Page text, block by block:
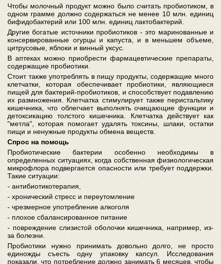
Чтобы молочный продукт можно было считать пробиотиком, в
одном грамме должно содержаться не менее 10 млн. единиц
бифидобактерий или 100 млн. единиц лактобактерий.
Другие богатые источники пробиотиков - это маринованные и
консервированные огурцы и капуста, и в меньшем объеме,
цитрусовые, яблоки и винный уксус.
В аптеках можно приобрести фармацевтические препараты,
содержащие пробиотики.
Стоит также употреблять в пищу продукты, содержащие много
клетчатки, которая обеспечивает пробиотики, являющиеся
пищей для бактерий-пробиотиков, и способствует подавлению
их размножения. Клетчатка стимулирует также перистальтику
кишечника, что облегчает выполнять очищающие функции и
детоксикацию толстого кишечника. Клетчатка действует как
"метла", которая помогает удалять токсины, шлаки, остатки
пищи и ненужные продукты обмена веществ.
Спрос на помощь
Пробиотические бактерии особенно необходимы в
определенных ситуациях, когда собственная физиологическая
микрофлора подвергается опасности или требует поддержки.
Такие ситуации:
- антибиотикотерапия,
- хронический стресс и переутомление
- чрезмерное употребление алкоголя
- плохое сбалансированное питание
- повреждение слизистой оболочки кишечника, например, из-
за болезни.
Пробиотики нужно принимать довольно долго, не просто
единожды съесть одну упаковку капсул. Исследования
показали, что потребление должно занимать 6 месяцев, чтобы